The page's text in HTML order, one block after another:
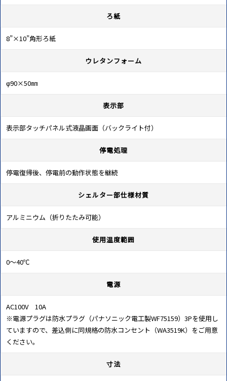
ろ紙
8”×10”角形ろ紙
ウレタンフォーム
φ90×50㎜
表示部
表示部タッチパネル式液晶画面（バックライト付）
停電処理
停電復帰後、停電前の動作状態を継続
シェルター部仕様材質
アルミニウム（折りたたみ可能）
使用温度範囲
0～40℃
電源
AC100V 10A
※電源プラグは防水プラグ（パナソニック電工製WF75159）3Pを使用し
ていますので、差込側に同規格の防水コンセント（WA3519K）をご用意
ください。
寸法